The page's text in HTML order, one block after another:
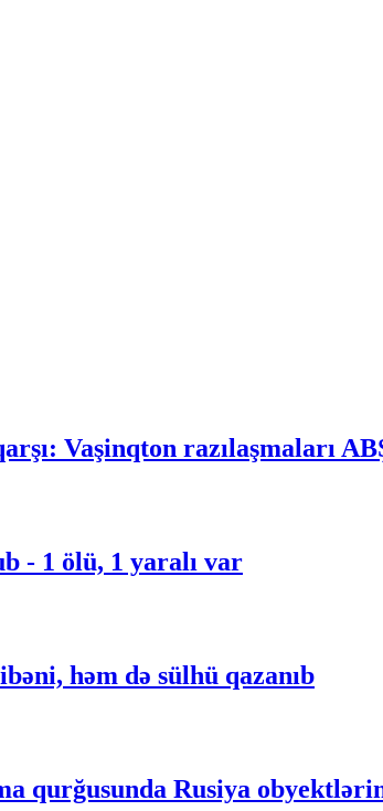
Vaşinqton razılaşmaları
- 1 ölü, 1 yaralı var
həm də sülhü qazanıb
qurğusunda Rusiya